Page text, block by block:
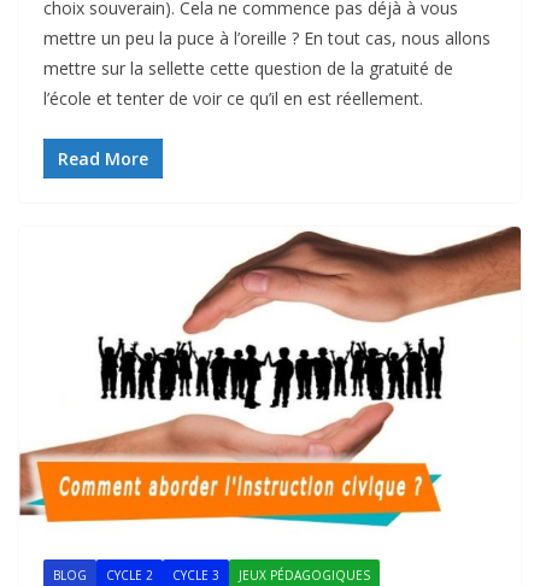
choix souverain). Cela ne commence pas déjà à vous
mettre un peu la puce à l’oreille ? En tout cas, nous allons
mettre sur la sellette cette question de la gratuité de
l’école et tenter de voir ce qu’il en est réellement.
Read More
BLOG CYCLE 2 CYCLE 3 JEUX PÉDAGOGIQUES